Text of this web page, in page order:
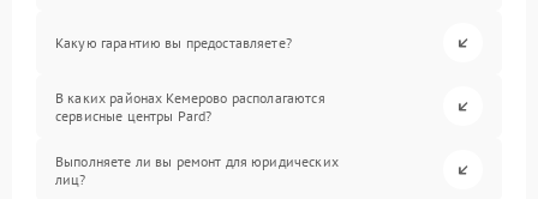
Какую гарантию вы предоставляете?
В каких районах Кемерово располагаются
сервисные центры Pard?
Выполняете ли вы ремонт для юридических
лиц?